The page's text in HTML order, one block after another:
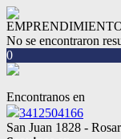
No se encontraron
0
Encontranos en
3412504166
San Juan 1828 -